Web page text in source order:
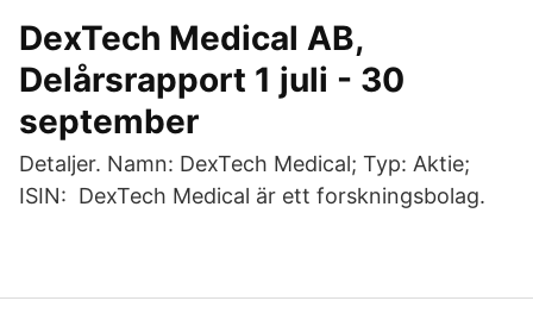
DexTech Medical AB,
Delårsrapport 1 juli - 30
september
Detaljer. Namn: DexTech Medical; Typ: Aktie;
ISIN: DexTech Medical är ett forskningsbolag.